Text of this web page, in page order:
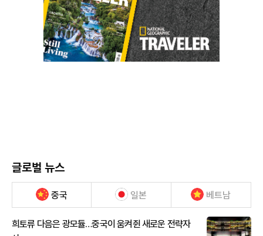
글로벌 뉴스
중국 일본 베트남
희토류 다음은 광모듈…중국이 움켜쥔 새로운 전략자